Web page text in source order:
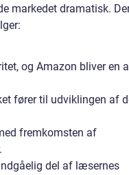
markedet dramatisk.
og Amazon bliver en
fører til udviklingen af
fremkomsten af
del af læsernes